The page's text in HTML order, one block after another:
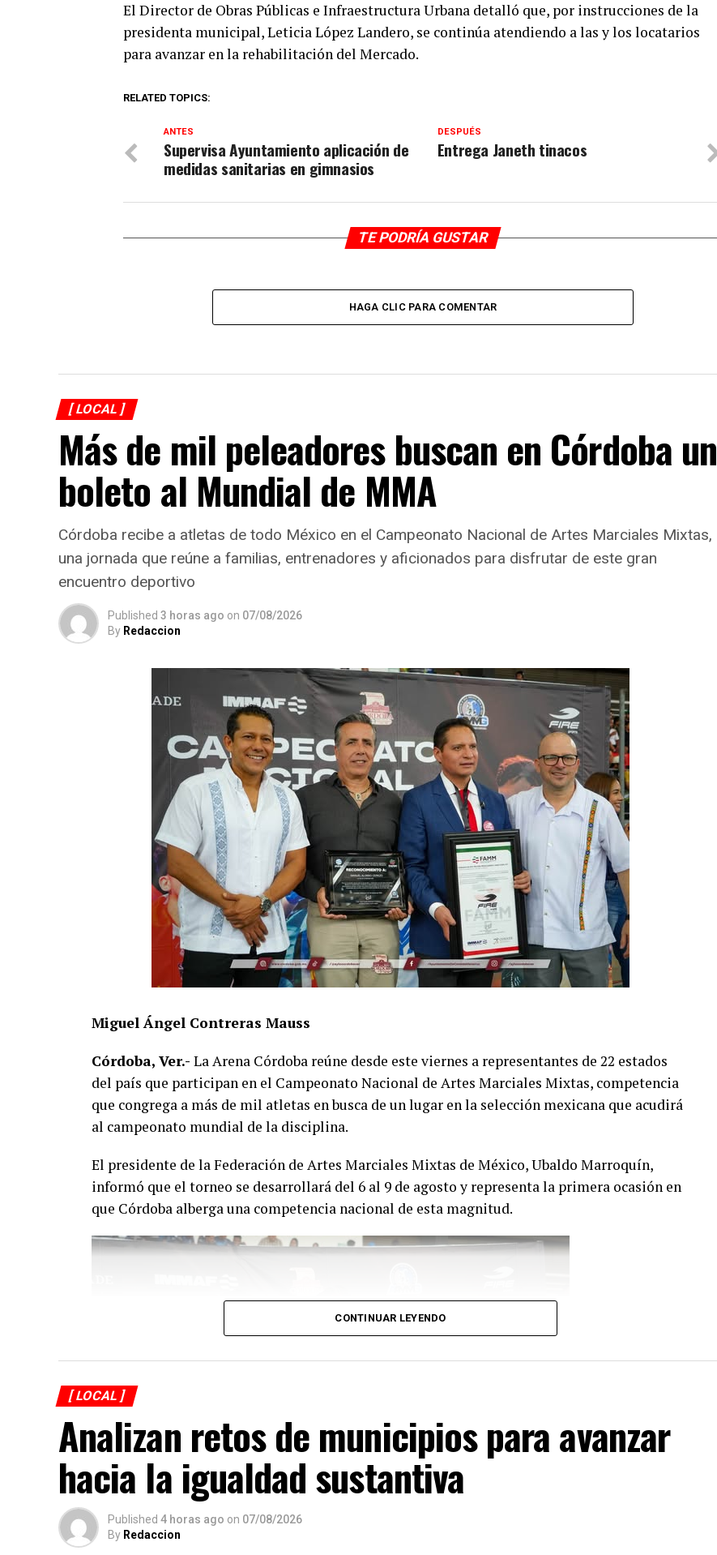
El Director de Obras Públicas e Infraestructura Urbana detalló que, por instrucciones de la
presidenta municipal, Leticia López Landero, se continúa atendiendo a las y los locatarios
para avanzar en la rehabilitación del Mercado.
RELATED TOPICS:
DESPUÉS
Entrega Janeth tinacos
ANTES
Supervisa Ayuntamiento aplicación de
medidas sanitarias en gimnasios
TE PODRÍA GUSTAR
HAGA CLIC PARA COMENTAR
[ LOCAL ]
Más de mil peleadores buscan en Córdoba un
boleto al Mundial de MMA
Córdoba recibe a atletas de todo México en el Campeonato Nacional de Artes Marciales Mixtas,
una jornada que reúne a familias, entrenadores y aficionados para disfrutar de este gran
encuentro deportivo
Published 3 horas ago on 07/08/2026
By Redaccion
Miguel Ángel Contreras Mauss
Córdoba, Ver.- La Arena Córdoba reúne desde este viernes a representantes de 22 estados
del país que participan en el Campeonato Nacional de Artes Marciales Mixtas, competencia
que congrega a más de mil atletas en busca de un lugar en la selección mexicana que acudirá
al campeonato mundial de la disciplina.
El presidente de la Federación de Artes Marciales Mixtas de México, Ubaldo Marroquín,
informó que el torneo se desarrollará del 6 al 9 de agosto y representa la primera ocasión en
que Córdoba alberga una competencia nacional de esta magnitud.
CONTINUAR LEYENDO
[ LOCAL ]
Analizan retos de municipios para avanzar
hacia la igualdad sustantiva
Published 4 horas ago on 07/08/2026
By Redaccion